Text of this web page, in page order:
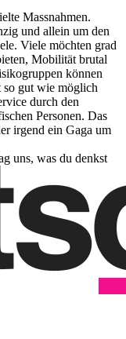
Massnahmen.
und allein um den
Viele möchten grad
Mobilität brutal
können
so gut wie möglich
durch den
Personen. Das
irgend ein Gaga um
uns, was du denkst